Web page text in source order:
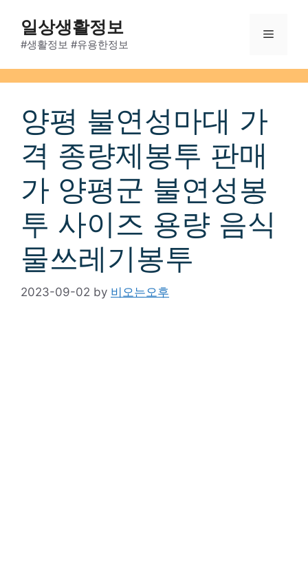
content
일상생활정보
#생활정보 #유용한정보
Menu
양평 불연성마대 가
격 종량제봉투 판매
가 양평군 불연성봉
투 사이즈 용량 음식
물쓰레기봉투
2023-09-02 by 비오는오후